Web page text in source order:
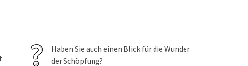
Haben Sie auch einen Blick für die Wunder
der Schöpfung?